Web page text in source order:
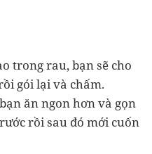
trong rau, bạn sẽ cho
gói lại và chấm.
ăn ngon hơn và gọn
rồi sau đó mới cuốn